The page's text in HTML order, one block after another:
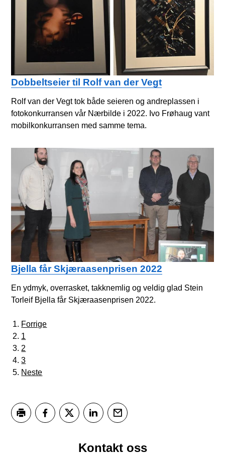
Dobbeltseier til Rolf van der Vegt
Rolf van der Vegt tok både seieren og andreplassen i
fotokonkurransen vår Nærbilde i 2022. Ivo Frøhaug vant
mobilkonkurransen med samme tema.
Bjella får Skjæraasenprisen 2022
En ydmyk, overrasket, takknemlig og veldig glad Stein
Torleif Bjella får Skjæraasenprisen 2022.
Forrige
1
2
3
Neste
Kontakt oss